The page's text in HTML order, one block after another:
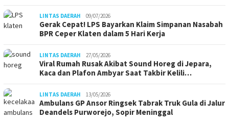
LINTAS DAERAH 09/07/2026
Gerak Cepat! LPS Bayarkan Klaim Simpanan Nasabah
BPR Ceper Klaten dalam 5 Hari Kerja
LINTAS DAERAH 27/05/2026
Viral Rumah Rusak Akibat Sound Horeg di Jepara,
Kaca dan Plafon Ambyar Saat Takbir Kelili…
LINTAS DAERAH 13/05/2026
Ambulans GP Ansor Ringsek Tabrak Truk Gula di Jalur
Deandels Purworejo, Sopir Meninggal